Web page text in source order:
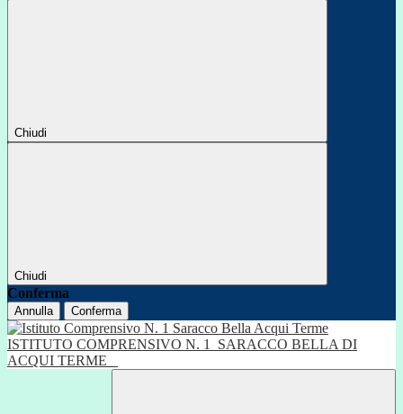
Chiudi
Chiudi
Conferma
Annulla Conferma
ISTITUTO COMPRENSIVO N. 1
SARACCO BELLA DI
ACQUI TERME